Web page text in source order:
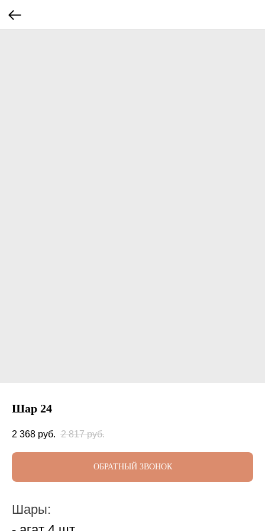
Шар 24
2 368 руб. 2 817 руб.
ОБРАТНЫЙ ЗВОНОК
Шары: